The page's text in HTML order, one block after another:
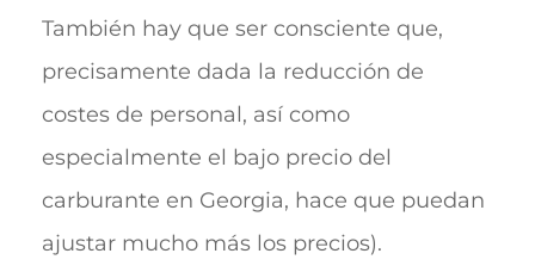
También hay que ser consciente que,
precisamente dada la reducción de
costes de personal, así como
especialmente el bajo precio del
carburante en Georgia, hace que puedan
ajustar mucho más los precios).